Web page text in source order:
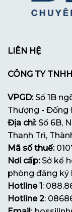
LIÊN HỆ
CÔNG TY
VPGD:Số 1B
Thượng - Đống
Địa chỉ:Số 6B,
Thanh Trì,
Mã số thuế:
Nơi cấp:Sở kế
phòng đăng ký
Hotline 1:
Hotline 2: